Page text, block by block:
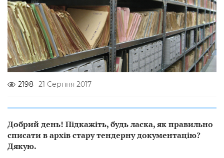
2198 21 Серпня 2017
Добрий день! Підкажіть, будь ласка, як правильно
списати в архів стару тендерну документацію?
Дякую.